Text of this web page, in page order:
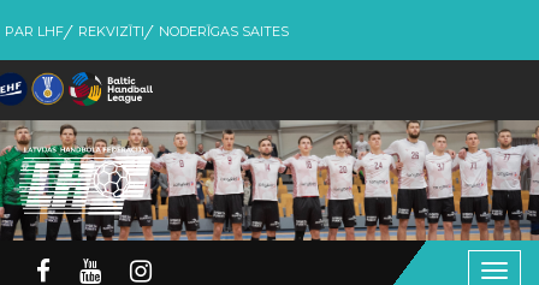
PAR LHF REKVIZĪTI NODERĪGAS SAITES